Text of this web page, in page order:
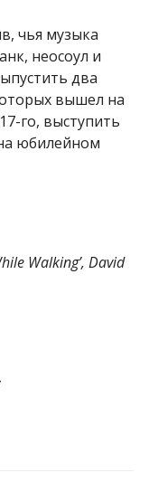
чья музыка
неосоул и
два
вышел на
го, выступить
юбилейном
Walking’, David